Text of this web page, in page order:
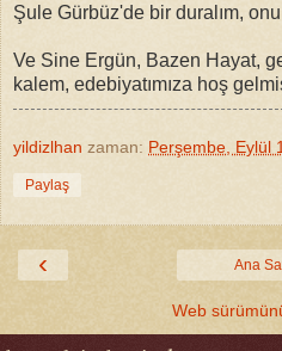
Şule Gürbüz'de bir duralım,
Ve Sine Ergün, Bazen Hayat,
kalem, edebiyatımıza hoş
yildizlhan zaman: Perşembe, Eylül
Paylaş
‹ Ana
Web